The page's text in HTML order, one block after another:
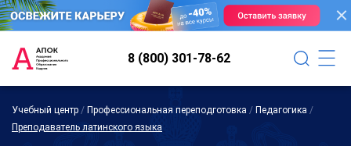
8 (800) 301-78-62
Учебный центр / Профессиональная переподготовка / Педагогика /
Преподаватель латинского языка